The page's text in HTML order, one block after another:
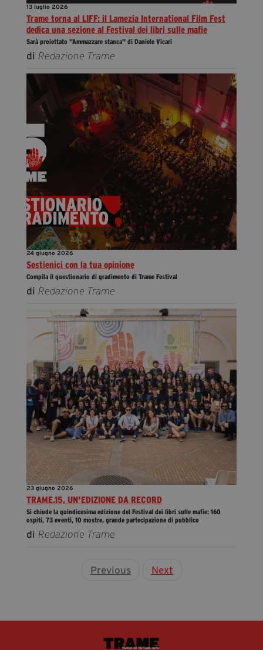
13 luglio 2026
Trame torna al LIFF: il Lamezia International Film Fest
dedica una sezione al Festival dei libri sulle mafie
Sarà proiettato "Ammazzare stanca" di Daniele Vicari
di Redazione Trame
24 giugno 2026
Sostienici con la tua opinione
Compila il questionario di gradimento di Trame Festival
di Redazione Trame
23 giugno 2026
TRAME.15, UN'EDIZIONE DA RECORD
Si chiude la quindicesima edizione del Festival dei libri sulle mafie: 160
ospiti, 73 eventi, 10 mostre, grande partecipazione di pubblico
di Redazione Trame
Previous Next